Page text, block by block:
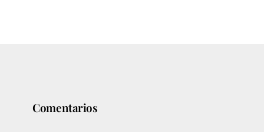
Comentarios